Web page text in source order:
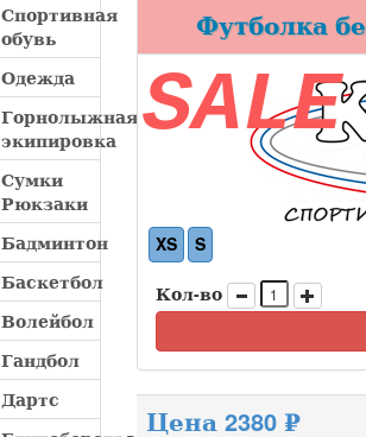
Спортивная
обувь
Одежда
Горнолыжная
экипировка
Сумки
Рюкзаки
Бадминтон
Баскетбол
Волейбол
Гандбол
Дартс
Футболка
SALE
XS S
Кол-во
Цена 2380 ₽